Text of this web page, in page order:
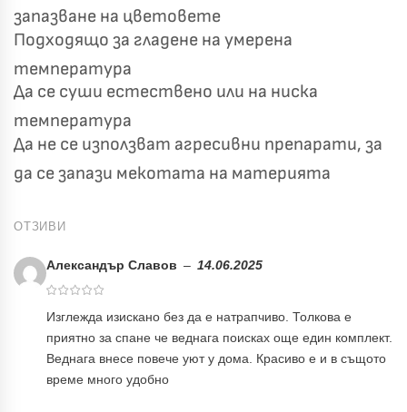
запазване на цветовете
Подходящо за гладене на умерена
температура
Да се суши естествено или на ниска
температура
Да не се използват агресивни препарати, за
да се запази мекотата на материята
ОТЗИВИ
Александър Славов – 14.06.2025
Изглежда изискано без да е натрапчиво. Толкова е
приятно за спане че веднага поисках още един комплект.
Веднага внесе повече уют у дома. Красиво е и в същото
време много удобно